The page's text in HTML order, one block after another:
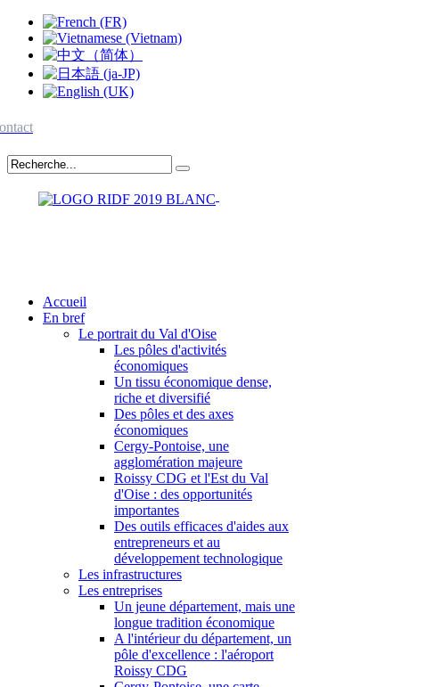
Accueil
En bref
Le portrait du Val d'Oise
Les pôles d'activités
économiques
Un tissu économique dense,
riche et diversifié
Des pôles et des axes
économiques
Cergy-Pontoise, une
agglomération majeure
Roissy CDG et l'Est du Val
d'Oise : des opportunités
importantes
Des outils efficaces d'aides aux
entrepreneurs et au
développement technologique
Les infrastructures
Les entreprises
Un jeune département, mais une
longue tradition économique
A l'intérieur du département, un
pôle d'excellence : l'aéroport
Roissy CDG